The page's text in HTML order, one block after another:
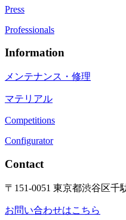
Press
Professionals
Information
メンテナンス・修理
マテリアル
Competitions
Configurator
Contact
〒151-0051 東京都渋谷区千
お問い合わせはこちら